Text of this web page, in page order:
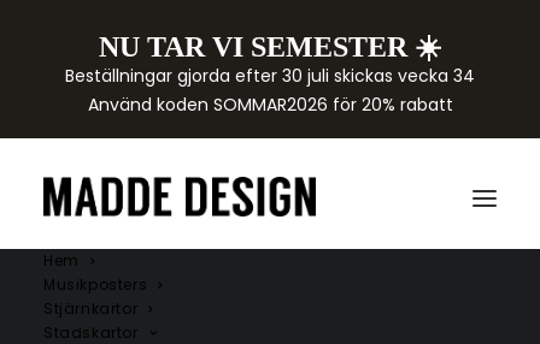
NU TAR VI SEMESTER ☀️
Beställningar gjorda efter 30 juli skickas vecka 34
Använd koden SOMMAR2026 för 20% rabatt
Hem
Musikposters
Stjärnkartor
Stadskartor